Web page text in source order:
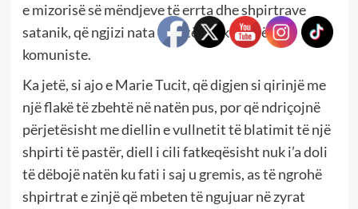
e mizorisë së mëndjeve të errta dhe shpirtrave
satanik, që ngjizi nata e gjatë e diktaturës
komuniste.
Ka jetë, si ajo e Marie Tucit, që digjen si qirinjë me
një flakë të zbehtë në natën pus, por që ndriçojnë
përjetësisht me diellin e vullnetit të blatimit të një
shpirti të pastër, diell i cili fatkeqësisht nuk i’a doli
të dëbojë natën ku fati i saj u gremis, as të ngrohë
shpirtrat e zinjë që mbeten të ngujuar në zyrat